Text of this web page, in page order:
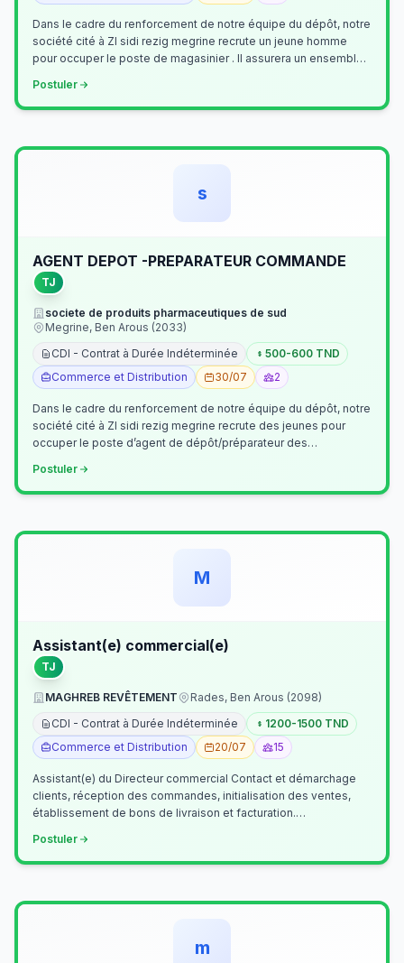
Dans le cadre du renforcement de notre équipe du dépôt, notre
société cité à ZI sidi rezig megrine recrute un jeune homme
pour occuper le poste de magasinier . Il assurera un ensemble
Postuler
s
AGENT DEPOT -PREPARATEUR COMMANDE
TJ
societe de produits pharmaceutiques de sud
Megrine, Ben Arous (2033)
CDI - Contrat à Durée Indéterminée
500-600 TND
Commerce et Distribution
30/07 2
Dans le cadre du renforcement de notre équipe du dépôt, notre
société cité à ZI sidi rezig megrine recrute des jeunes pour
occuper le poste d’agent de dépôt/préparateur des
Postuler
M
Assistant(e) commercial(e)
TJ
MAGHREB REVÊTEMENT
Rades, Ben Arous (2098)
CDI - Contrat à Durée Indéterminée
1200-1500 TND
Commerce et Distribution
20/07 15
Assistant(e) du Directeur commercial Contact et démarchage
clients, réception des commandes, initialisation des ventes,
établissement de bons de livraison et facturation.
Postuler
m